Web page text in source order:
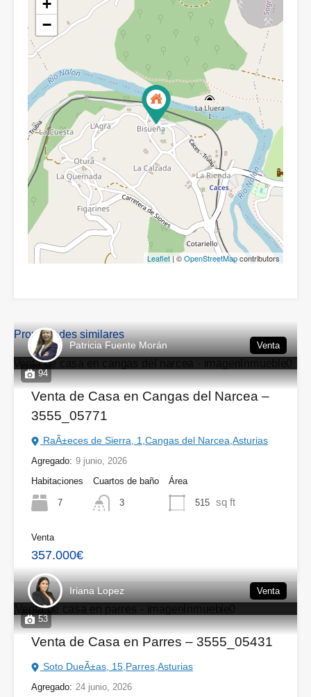
+
−
Leaflet| ©OpenStreetMapcontributors
Propiedades similares
94
Patricia Fuente Morán Venta
Venta de Casa en Cangas del Narcea –
3555_05771
RaÃ±eces de Sierra, 1,Cangas del Narcea,Asturias
Agregado: 9 junio, 2026
Habitaciones
7
Cuartos de baño
3
Área
515 sq ft
Venta
357.000€
53
Iriana Lopez Venta
Venta de Casa en Parres – 3555_05431
Soto DueÃ±as, 15,Parres,Asturias
Agregado: 24 junio, 2026